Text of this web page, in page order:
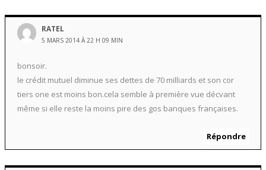
RATEL
5 MARS 2014 À 22 H 09 MIN
bonsoir.
le crédit mutuel diminue ses dettes de 70 milliards et son cor
tiers one est moins bon.cela semble à première vue décvant
même si elle reste la moins pire des gos banques françaises.
Répondre